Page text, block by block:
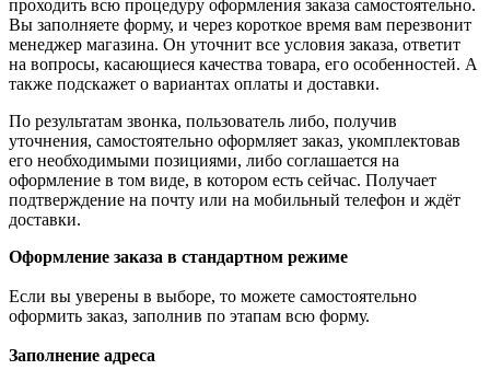
проходить всю процедуру оформления заказа самостоятельно.
Вы заполняете форму, и через короткое время вам перезвонит
менеджер магазина. Он уточнит все условия заказа, ответит
на вопросы, касающиеся качества товара, его особенностей. А
также подскажет о вариантах оплаты и доставки.
По результатам звонка, пользователь либо, получив
уточнения, самостоятельно оформляет заказ, укомплектовав
его необходимыми позициями, либо соглашается на
оформление в том виде, в котором есть сейчас. Получает
подтверждение на почту или на мобильный телефон и ждёт
доставки.
Оформление заказа в стандартном режиме
Если вы уверены в выборе, то можете самостоятельно
оформить заказ, заполнив по этапам всю форму.
Заполнение адреса